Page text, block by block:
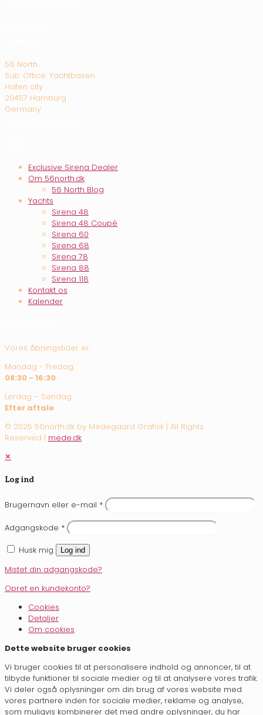
56 North
Sub. Office: Yachtbasen
Hafen city
20457 Hamburg
Germany
Exclusive Sirena Dealer
Om 56north.dk
56 North Blog
Yachts
Sirena 48
Sirena 48 Coupé
Sirena 60
Sirena 68
Sirena 78
Sirena 88
Sirena 118
Kontakt os
Kalender
Vores åbningstider er:
Mandag - Fredag:
08:30 - 16:30
Lørdag – Søndag:
Efter aftale
© 2025 56north.dk by Medegaard Grafisk | All Rights
Reserved | mede.dk
✕
Log ind
Brugernavn eller e-mail *
Adgangskode *
Husk mig
Log ind
Mistet din adgangskode?
Opret en kundekonto?
Cookies
Detaljer
Om cookies
Dette website bruger cookies
Vi bruger cookies til at personalisere indhold og annoncer, til at
tilbyde funktioner til sociale medier og til at analysere vores trafik.
Vi deler også oplysninger om din brug af vores website med
vores partnere inden for sociale medier, reklame og analyse,
som muligvis kombinerer det med andre oplysninger, du har